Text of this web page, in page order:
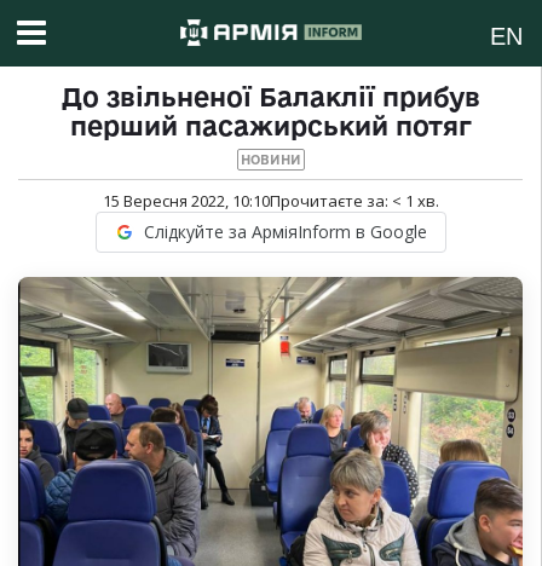
EN
До звільненої Балаклії прибув
перший пасажирський потяг
НОВИНИ
15 Вересня 2022, 10:10Прочитаєте за: < 1 хв.
Слідкуйте за АрміяInform в Google